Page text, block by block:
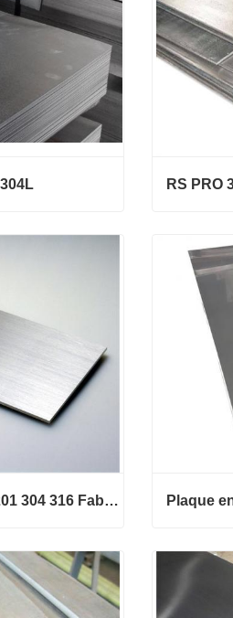
RS PRO
ydable
Contact
Bonne qualité 201 304 316 Fabricant de plaques en acier inoxydable en Chine
304 316 Fabric
acier inoxydabl
Plaque
Plaque